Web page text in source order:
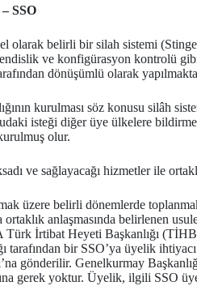
SSO
olarak belirli bir silah sistemi
ve konfigürasyon kontrolü
dönüşümlü olarak
kurulması söz konusu silâh
isteği diğer üye ülkelere
olur.
ve sağlayacağı hizmetler ile
üzere belirli dönemlerde
anlaşmasında belirlenen
İrtibat Heyeti Başkanlığı
tarafından bir SSO’ya üyelik
gönderilir. Genelkurmay
gerek yoktur. Üyelik, ilgili SSO